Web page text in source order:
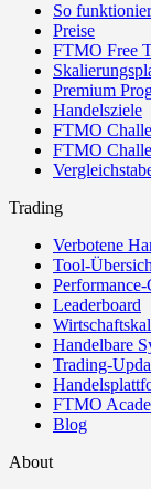
So
Preise
FTMO Free
Premium
Handelsziele
FTMO
FTMO
Trading
Verbotene
Tool-
Performance-
Leaderboard
Handelbare
Trading-
FTMO
Blog
About